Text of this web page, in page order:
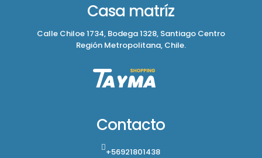
Casa matríz
Calle Chiloe 1734, Bodega 1328, Santiago Centro
Región Metropolitana, Chile.
Contacto
+56921801438